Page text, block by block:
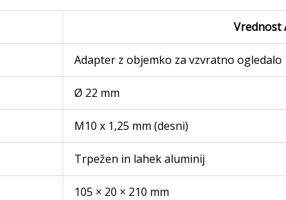
Vrednost
Adapter z objemko za vzvratno ogledalo
Ø 22 mm
M10 x 1,25 mm (desni)
Trpežen in lahek aluminij
105 × 20 × 210 mm